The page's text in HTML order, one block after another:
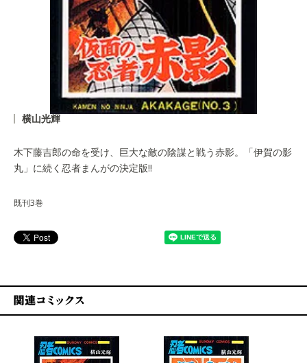
横山光輝
木下藤吉郎の命を受け、巨大な敵の陰謀と戦う赤影。「伊賀の影
丸」に続く忍者まんがの決定版!!
既刊3巻